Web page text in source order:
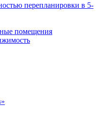
перепланировки в 5-
помещения